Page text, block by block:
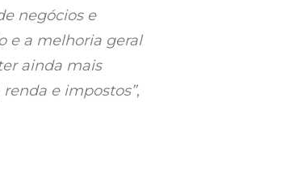
negócios e
e a melhoria geral
ainda mais
e impostos”,